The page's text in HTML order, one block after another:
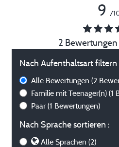
9 /
2
Nach Aufenthaltsart filtern
Alle Bewertungen (2
Familie mit Teenager(n) (1
Paar (1 Bewertungen)
Nach Sprache sortieren :
Alle Sprachen (2)